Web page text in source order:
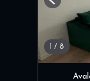
/ 8
Previous